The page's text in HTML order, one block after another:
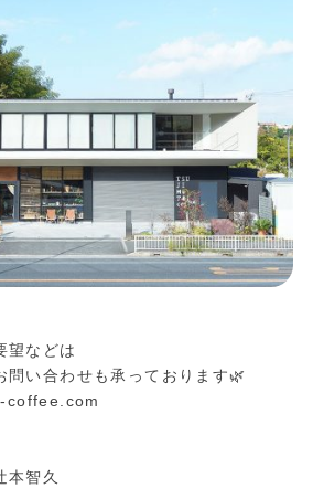
望などは
問い合わせも承っております🌿
智久